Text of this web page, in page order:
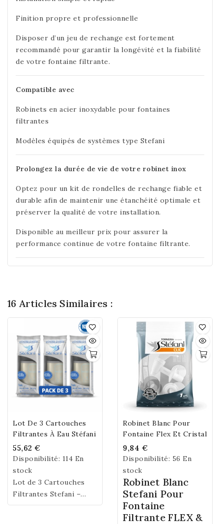
Finition propre et professionnelle
Disposer d’un jeu de rechange est fortement
recommandé pour garantir la longévité et la fiabilité
de votre fontaine filtrante.
Compatible avec
Robinets en acier inoxydable pour fontaines
filtrantes
Modèles équipés de systèmes type Stefani
Prolongez la durée de vie de votre robinet inox
Optez pour un kit de rondelles de rechange fiable et
durable afin de maintenir une étanchéité optimale et
préserver la qualité de votre installation.
Disponible au meilleur prix pour assurer la
performance continue de votre fontaine filtrante.
16 Articles Similaires :
Lot De 3 Cartouches
Filtrantes À Eau Stéfani
55,62 €
Disponibilité: 114 En
stock
Lot de 3 Cartouches
Filtrantes Stefani –
Bougies Filtre à Eau
Robinet Blanc Pour
Fontaine Flex Et Cristal
9,84 €
Disponibilité: 56 En
stock
Robinet Blanc
Stefani Pour
Fontaine
Filtrante FLEX &